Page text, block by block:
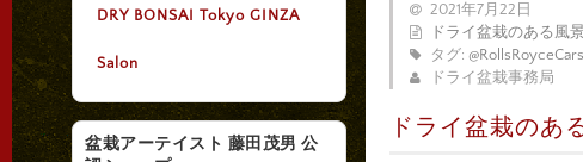
DRY BONSAI Tokyo GINZA
Salon
2021年7月22日
ドライ盆栽のある風
タグ:
ドライ盆栽事務局
ドライ盆栽のあ
盆栽アーテイスト 藤田茂男 公